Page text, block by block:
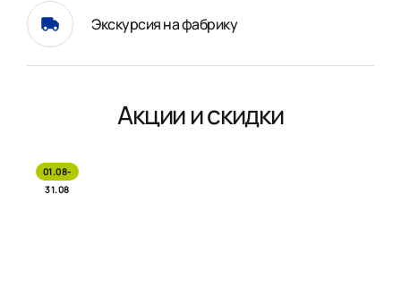
Экскурсия на фабрику
Акции и скидки
01.08-
31.08